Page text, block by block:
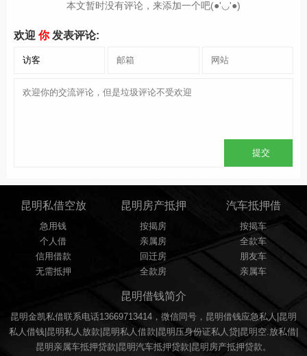
本文暂时没有评论，来添加一个吧(●'◡'●)
欢迎 你发表评论:
昆明私借空放
急用钱
个人借
信用借款
无需抵押
昆明房产抵押
按揭房
亲属房
回迁房
全款房
汽车抵押借
按揭车
全款车
朋友车
亲属车
昆明借钱简介
昆明金凯私借联系电话13669713414，微信同号，昆明借钱应急私人|昆明
私人借钱|昆明私人放款|昆明私人借款|昆明压身份证私人贷|昆明空.放私借|
昆明亲属车抵押贷款|昆明汽车抵押贷款|昆明房产抵押贷款。